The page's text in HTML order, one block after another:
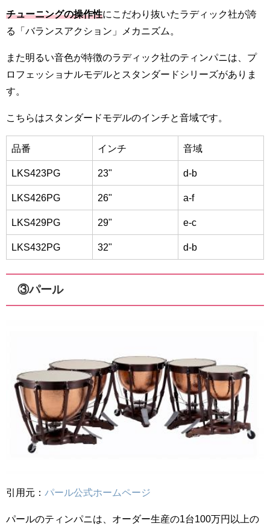
チューニングの操作性にこだわり抜いたラディック社が誇
る「バランスアクション」メカニズム。
また明るい音色が特徴のラディック社のティンパニは、プ
ロフェッショナルモデルとスタンダードシリーズがありま
す。
こちらはスタンダードモデルのインチと音域です。
品番 インチ 音域
LKS423PG 23" d-b
LKS426PG 26" a-f
LKS429PG 29" e-c
LKS432PG 32" d-b
③パール
引用元： パール公式ホームページ
パールのティンパニは、オーダー生産の1台100万円以上の